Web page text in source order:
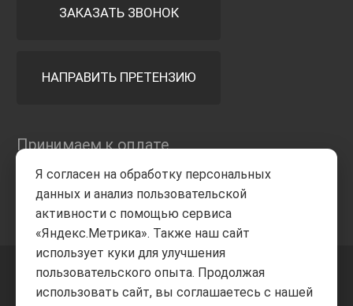
ЗАКАЗАТЬ ЗВОНОК
НАПРАВИТЬ ПРЕТЕНЗИЮ
Принимаем к оплате
+7 8332205-805 ВВЕРХ
Я согласен на обработку персональных
данных и анализ пользовательской
активности с помощью сервиса
«Яндекс.Метрика». Также наш сайт
использует куки для улучшения
пользовательского опыта. Продолжая
использовать сайт, вы соглашаетесь с нашей